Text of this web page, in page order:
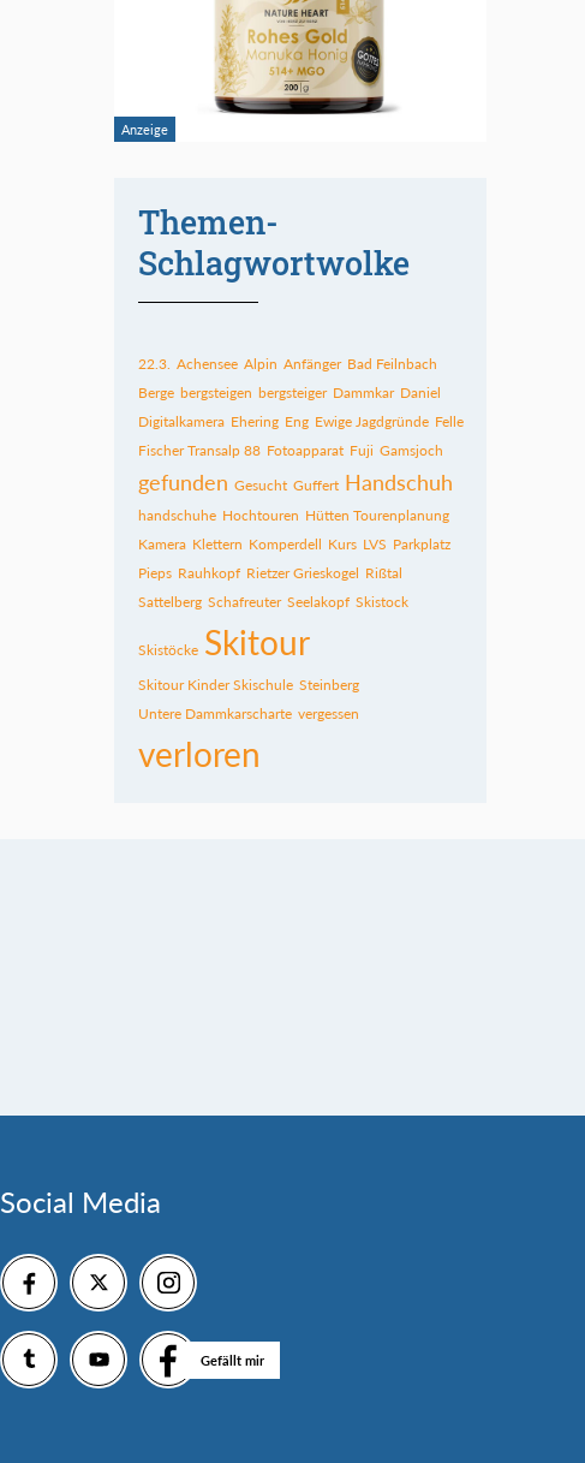
Themen-
Schlagwortwolke
22.3. Achensee Alpin Anfänger Bad Feilnbach
Berge bergsteigen bergsteiger Dammkar Daniel
Digitalkamera Ehering Eng Ewige Jagdgründe Felle
Fischer Transalp 88 Fotoapparat Fuji Gamsjoch
gefunden Gesucht Guffert Handschuh
handschuhe Hochtouren Hütten Tourenplanung
Kamera Klettern Komperdell Kurs LVS Parkplatz
Pieps Rauhkopf Rietzer Grieskogel Rißtal
Sattelberg Schafreuter Seelakopf Skistock
Skistöcke Skitour
Skitour Kinder Skischule Steinberg
Untere Dammkarscharte vergessen
verloren
Social Media
Gefällt mir